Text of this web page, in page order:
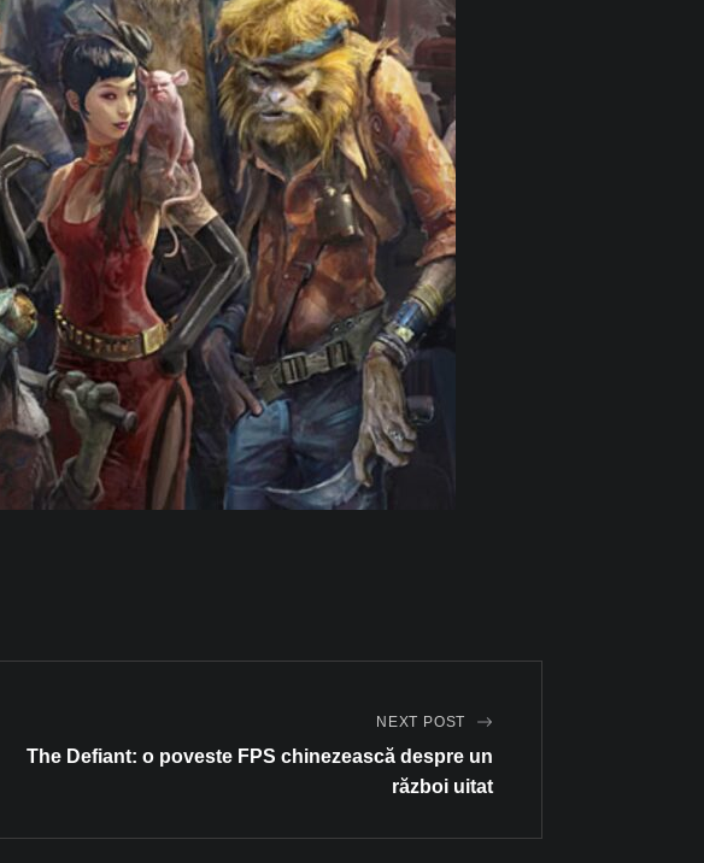
NEXT POST
The Defiant: o poveste FPS chinezească despre un
război uitat